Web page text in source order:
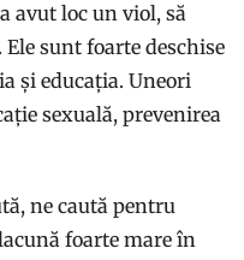
avut loc un viol, să
sunt foarte deschise
și educația. Uneori
sexuală, prevenirea
ne caută pentru
foarte mare în